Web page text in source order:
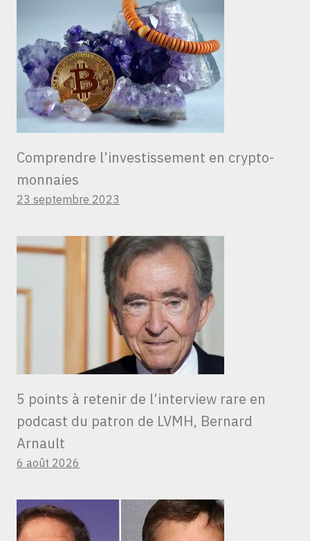
Comprendre l’investissement en crypto-
monnaies
23 septembre 2023
5 points à retenir de l’interview rare en
podcast du patron de LVMH, Bernard
Arnault
6 août 2026